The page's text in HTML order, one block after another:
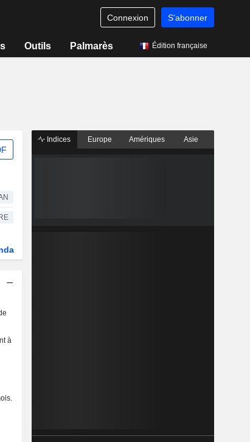
Connexion S'abonner
Outils Palmarès Édition française
RE
à
Indices Europe Amériques Asie